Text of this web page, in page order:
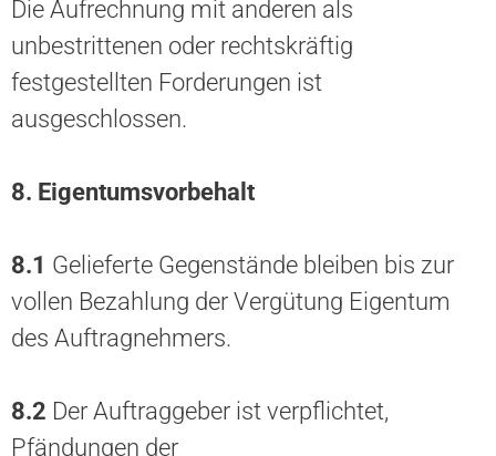
Die Aufrechnung mit anderen als
unbestrittenen oder rechtskräftig
festgestellten Forderungen ist
ausgeschlossen.
8. Eigentumsvorbehalt
8.1 Gelieferte Gegenstände bleiben bis zur
vollen Bezahlung der Vergütung Eigentum
des Auftragnehmers.
8.2 Der Auftraggeber ist verpflichtet,
Pfändungen der